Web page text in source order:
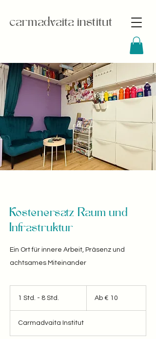
carmadvaita institut
Kostenersatz Raum und
Infrastruktur
Ein Ort für innere Arbeit, Präsenz und
achtsames Miteinander
1 Std. - 8 Std.
d
-
EuroAb € 10
Carmadvaita Institut